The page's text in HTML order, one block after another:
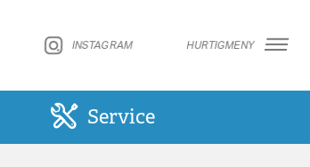
INSTAGRAM HURTIGMENY
Service